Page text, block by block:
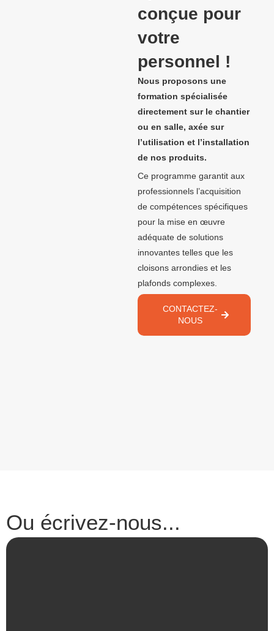
conçue pour
votre
personnel !
Nous proposons une
formation spécialisée
directement sur le chantier
ou en salle, axée sur
l’utilisation et l’installation
de nos produits.
Ce programme garantit aux
professionnels l’acquisition
de compétences spécifiques
pour la mise en œuvre
adéquate de solutions
innovantes telles que les
cloisons arrondies et les
plafonds complexes.
CONTACTEZ-
NOUS
Ou écrivez-nous...